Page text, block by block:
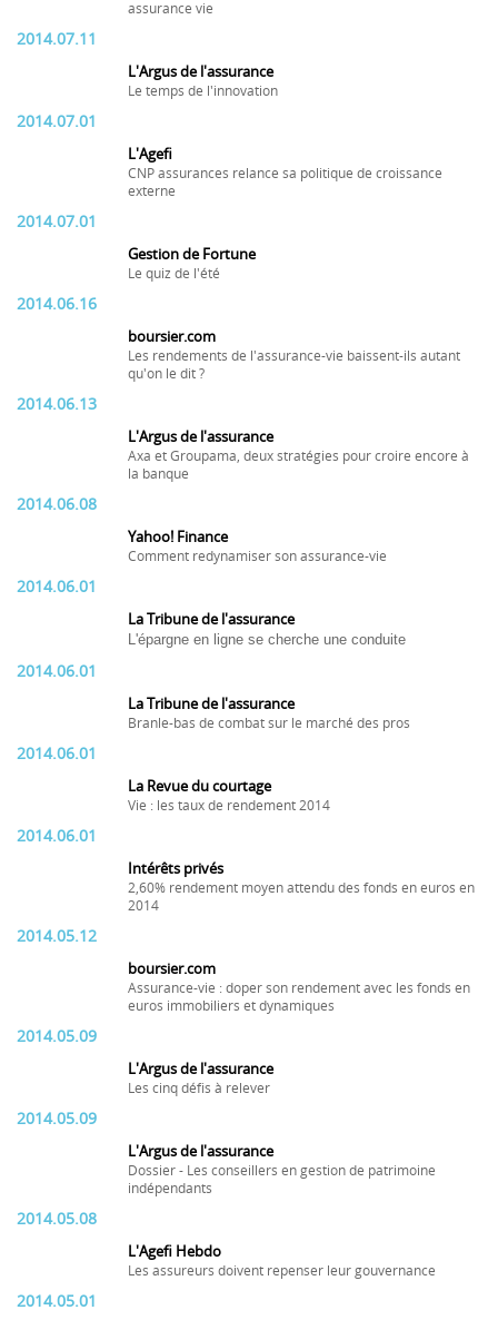
assurance vie
2014.07.11
L'Argus de l'assurance
Le temps de l'innovation
2014.07.01
L'Agefi
CNP assurances relance sa politique de croissance
externe
2014.07.01
Gestion de Fortune
Le quiz de l'été
2014.06.16
boursier.com
Les rendements de l'assurance-vie baissent-ils autant
qu'on le dit ?
2014.06.13
L'Argus de l'assurance
Axa et Groupama, deux stratégies pour croire encore à
la banque
2014.06.08
Yahoo! Finance
Comment redynamiser son assurance-vie
2014.06.01
La Tribune de l'assurance
L'épargne en ligne se cherche une conduite
2014.06.01
La Tribune de l'assurance
Branle-bas de combat sur le marché des pros
2014.06.01
La Revue du courtage
Vie : les taux de rendement 2014
2014.06.01
Intérêts privés
2,60% rendement moyen attendu des fonds en euros en
2014
2014.05.12
boursier.com
Assurance-vie : doper son rendement avec les fonds en
euros immobiliers et dynamiques
2014.05.09
L'Argus de l'assurance
Les cinq défis à relever
2014.05.09
L'Argus de l'assurance
Dossier - Les conseillers en gestion de patrimoine
indépendants
2014.05.08
L'Agefi Hebdo
Les assureurs doivent repenser leur gouvernance
2014.05.01